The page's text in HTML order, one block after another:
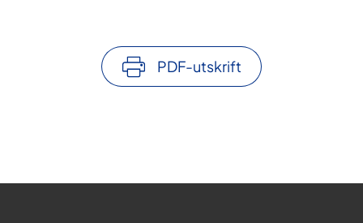
PDF-utskrift